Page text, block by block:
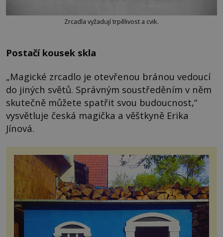
Zrcadla vyžadují trpělivost a cvik.
Postačí kousek skla
„Magické zrcadlo je otevřenou bránou vedoucí
do jiných světů. Správným soustředěním v něm
skutečně můžete spatřit svou budoucnost,“
vysvětluje česká magička a věštkyně Erika
Jínová.